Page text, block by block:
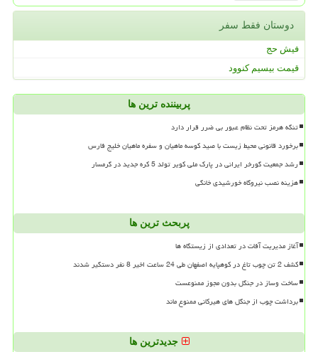
دوستان فقط سفر
فیش حج
قیمت بیسیم کنوود
پربیننده ترین ها
تنگه هرمز تحت نظام عبور بی ضرر قرار دارد
برخورد قانونی محیط زیست با صید کوسه ماهیان و سفره ماهیان خلیج فارس
رشد جمعیت گورخر ایرانی در پارک ملی کویر تولد 5 کره جدید در گرمسار
هزینه نصب نیروگاه خورشیدی خانگی
پربحث ترین ها
آغاز مدیریت آفات در تعدادی از زیستگاه ها
کشف 2 تن چوب تاغ در کوهپایه اصفهان طی 24 ساعت اخیر 8 نفر دستگیر شدند
ساخت وساز در جنگل بدون مجوز ممنوعست
برداشت چوب از جنگل های هیرکانی ممنوع ماند
جدیدترین ها